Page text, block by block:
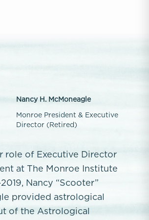
Nancy H. McMoneagle
Monroe President & Executive
Director (Retired)
role of Executive Director
at The Monroe Institute
Nancy “Scooter”
provided astrological
of the Astrological